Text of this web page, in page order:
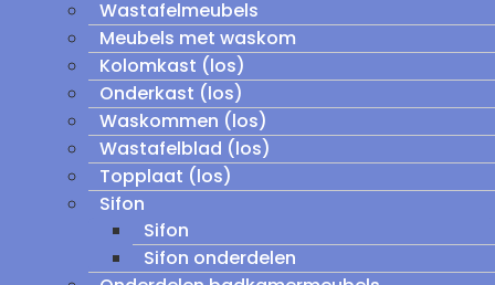
Wastafelmeubels
Meubels met waskom
Kolomkast (los)
Onderkast (los)
Waskommen (los)
Wastafelblad (los)
Topplaat (los)
Sifon
Sifon
Sifon onderdelen